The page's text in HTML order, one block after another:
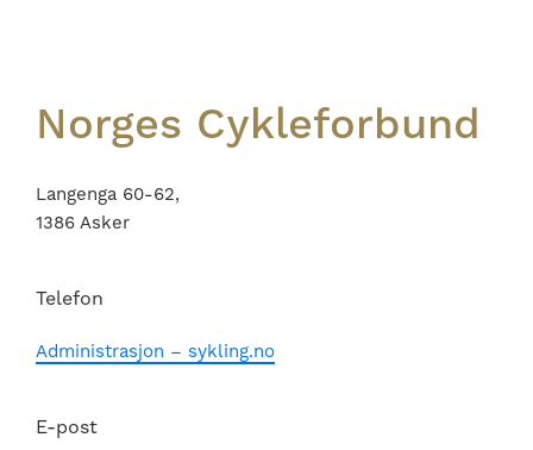
Norges Cykleforbund
Langenga 60-62,
1386 Asker
Telefon
Administrasjon – sykling.no
E-post